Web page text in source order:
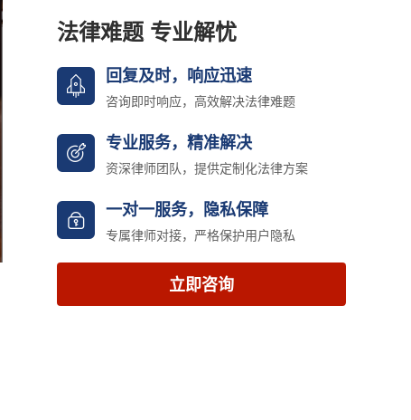
法律难题 专业解忧
回复及时，响应迅速
咨询即时响应，高效解决法律难题
专业服务，精准解决
资深律师团队，提供定制化法律方案
一对一服务，隐私保障
专属律师对接，严格保护用户隐私
立即咨询